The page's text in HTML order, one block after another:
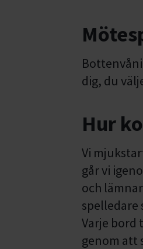
dig, du
Hur
Vi
går vi
och
Varje bord
genom att